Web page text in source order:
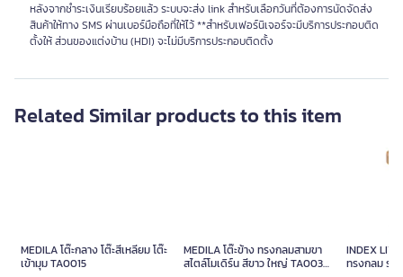
หลังจากชำระเงินเรียบร้อยแล้ว ระบบจะส่ง link สำหรับเลือกวันที่ต้องการนัดจัดส่ง
สินค้าให้ทาง SMS ผ่านเบอร์มือถือที่ให้ไว้ **สำหรับเฟอร์นิเจอร์จะมีบริการประกอบติด
ตั้งให้ ส่วนของแต่งบ้าน (HDI) จะไม่มีบริการประกอบติดตั้ง
Related Similar products to this item
MEDILA โต๊ะกลาง โต๊ะสี่เหลี่ยม โต๊ะ
เข้ามุม TA0015
MEDILA โต๊ะข้าง ทรงกลมสามขา
สไตล์โมเดิร์น สีขาว ใหญ่ TA0037
Unit
INDEX
ทรงกลม รุ่น